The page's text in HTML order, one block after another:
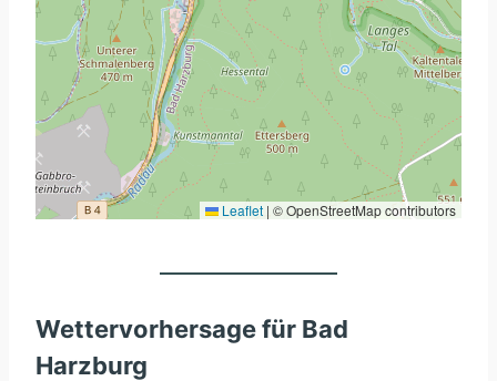
Leaflet | © OpenStreetMap contributors
Wettervorhersage für Bad
Harzburg